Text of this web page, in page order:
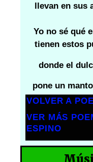
llevan en sus
Yo no sé qué
tienen estos
donde el
pone un
VOLVER A
VER MÁS
ESPINO